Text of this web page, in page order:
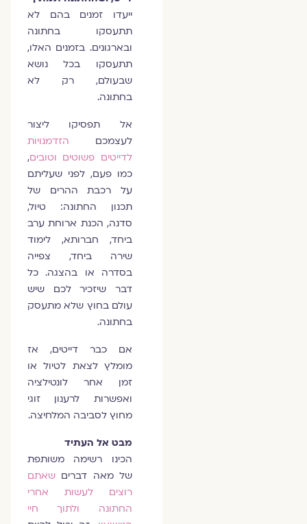
ייעדו זמנים בהם לא
תתעסקו בחתונה
ובארגונים. בזמנים האלו,
תתעסקו בכל נושא
שבעולם, רק לא
בחתונה.
אל תפסיקו ליצור
לעצמכם
הזדמנויות
לדייטים פשוטים וטובים,
כמו פעם, לפני שעליתם
על רכבת ההרים של
תכנון החתונה: טיול,
סדנה, הכנת ארוחת ערב
ביחד, חברותא, לימוד
שירה ביחד, צפייה
בסדרה או בהצגה. כל
דבר שיזכיר לכם שיש
עולם בחוץ שלא מתעסק
בחתונה.
אם כבר דייטים, אז
מומלץ לצאת לטיול או
זמן אחר לונטילציה
ואפשרות לרענון זוגי
מחוץ לסביבה המלחיצה.
מבט אל העתיד
הכינו רשימה משותפת
של מאה דבריםשאתם
רוצים לעשות אחרי
החתונה ולתוך חיי